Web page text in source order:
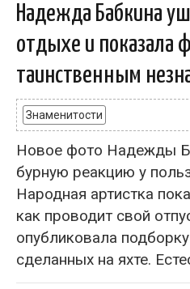
Надежда Бабкина
отдыхе и показала
таинственным
Знаменитости
Новое фото Надежды
бурную реакцию у
Народная артистка
как проводит свой
опубликовала
сделанных на яхте.